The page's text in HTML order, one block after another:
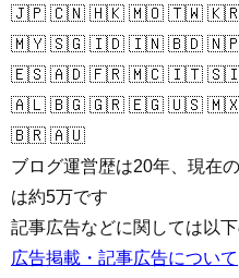
🇯🇵 🇨🇳 🇭🇰 🇲🇴 🇹🇼
🇲🇾 🇸🇬 🇮🇩 🇮🇳 🇧🇩
🇪🇸 🇦🇩 🇫🇷 🇲🇨 🇮🇹
🇦🇱 🇧🇬 🇬🇷 🇪🇬 🇺🇸
🇧🇷 🇦🇺
ブログ運営歴は20年、現在
は約5万です
記事広告などに関しては以
広告掲載・記事広告について